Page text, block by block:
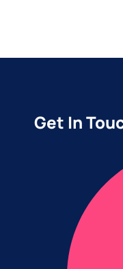
Get In